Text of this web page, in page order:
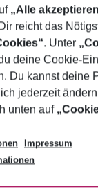
ändern
„Alle
reicht das
. Unter
deine Cookie-
Du kannst deine
jederzeit
unten auf
Impressum